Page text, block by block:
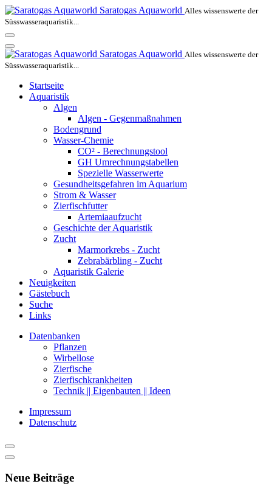
Saratogas Aquaworld Alles wissenswerte der
Süsswasseraquaristik...
Saratogas Aquaworld Alles wissenswerte der
Süsswasseraquaristik...
Startseite
Aquaristik
Algen
Algen - Gegenmaßnahmen
Bodengrund
Wasser-Chemie
CO² - Berechnungstool
GH Umrechnungstabellen
Spezielle Wasserwerte
Gesundheitsgefahren im Aquarium
Strom & Wasser
Zierfischfutter
Artemiaaufzucht
Geschichte der Aquaristik
Zucht
Marmorkrebs - Zucht
Zebrabärbling - Zucht
Aquaristik Galerie
Neuigkeiten
Gästebuch
Suche
Links
Datenbanken
Pflanzen
Wirbellose
Zierfische
Zierfischkrankheiten
Technik || Eigenbauten || Ideen
Impressum
Datenschutz
Neue Beiträge